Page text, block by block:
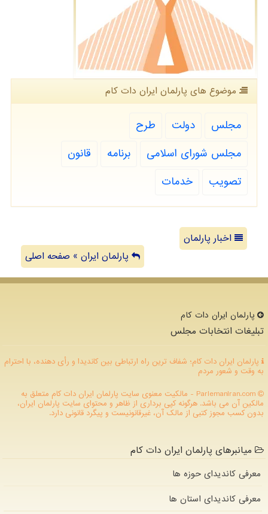
موضوع های پارلمان ایران دات كام
مجلس دولت
طرح
مجلس شورای اسلامی
برنامه
قانون
تصویب
خدمات
اخبار پارلمان
پارلمان ایران » صفحه اصلی
پارلمان ایران دات كام
تبلیغات انتخابات مجلس
پارلمان ایران دات کام؛ شفاف ترین راه ارتباطی بین کاندیدا و رأی دهنده، با احترام
به وقت و شعور مردم
ParlemanIran.com - مالکیت معنوی سایت پارلمان ایران دات كام متعلق به
مالکین آن می باشد. هرگونه کپی برداری از ظاهر و محتوای سایت پارلمان ایران،
بدون کسب مجوز کتبی از مالک آن، غیرقانونیست و پیگرد قانونی دارد.
میانبرهای پارلمان ایران دات کام
معرفی کاندیدای حوزه ها
معرفی کاندیدای استان ها